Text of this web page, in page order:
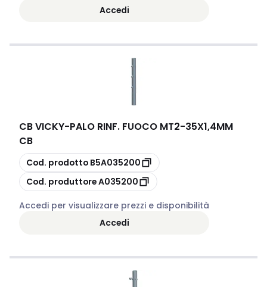
Accedi
CB VICKY-PALO RINF. FUOCO MT2-35X1,4MM
CB
copia
Cod. prodotto B5A035200
copia
Cod. produttoreA035200
Accedi per visualizzare prezzi e disponibilità
Accedi